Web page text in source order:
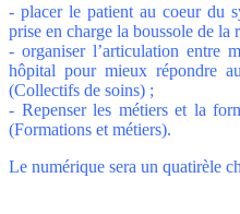
- placer le patient au coeur du
prise en charge la boussole de la
- organiser l’articulation entre
hôpital pour mieux répondre
(Collectifs de soins) ;
- Repenser les métiers et la
(Formations et métiers).
Le numérique sera un quatirèle